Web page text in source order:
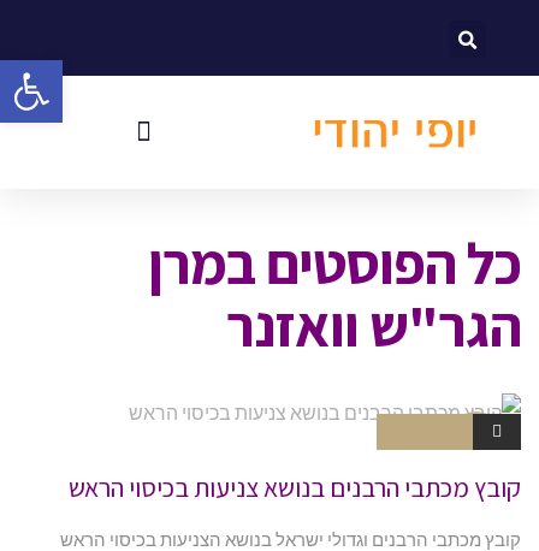
כל הפוסטים במרן
הגר"ש וואזנר
חוברות
קובץ מכתבי הרבנים בנושא צניעות בכיסוי הראש
קובץ מכתבי הרבנים וגדולי ישראל בנושא הצניעות בכיסוי הראש
פתח